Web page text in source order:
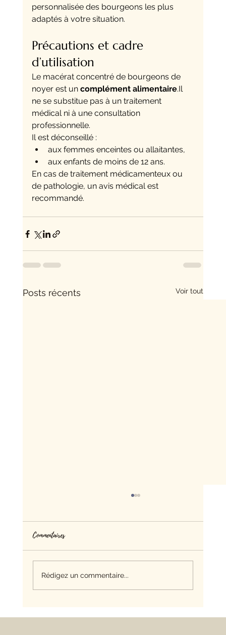
personnalisée des bourgeons les plus
adaptés à votre situation.
Précautions et cadre
d’utilisation
Le macérat concentré de bourgeons de
noyer est un complément alimentaire.Il
ne se substitue pas à un traitement
médical ni à une consultation
professionnelle.
Il est déconseillé :
aux femmes enceintes ou allaitantes,
aux enfants de moins de 12 ans.
En cas de traitement médicamenteux ou
de pathologie, un avis médical est
recommandé.
Posts récents Voir tout
Les bourgeons pour le sommeil : Quels bourgeons
Commentaires
Rédigez un commentaire...